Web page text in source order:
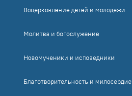
Воцерковление детей и молодежи
Молитва и богослужение
Новомученики и исповедники
Благотворительность и милосердие